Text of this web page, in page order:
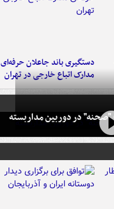
دستگیری باند جاعلان حرفه‌ای
مدارک اتباع خارجی در تهران